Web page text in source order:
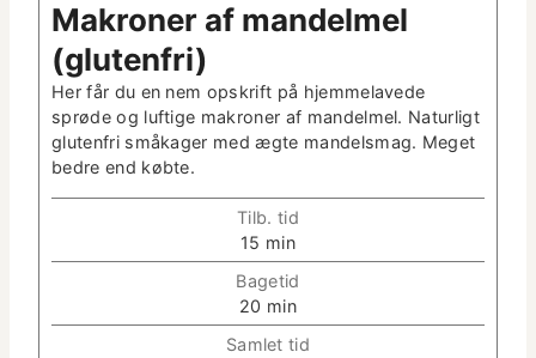
Makro­ner af man­delmel
(gluten­fri)
Her får du en nem opskrift på hjem­melavede
sprøde og luftige makro­ner af man­delmel. Naturligt
gluten­fri småk­ager med ægte man­dels­mag. Meget
bedre end købte.
Tilb. tid
15 m
i
n
­
u
min
Bagetid
20 m
i
min
Sam­let tid